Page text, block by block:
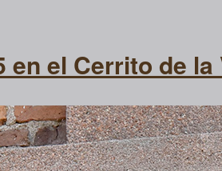
en el Cerrito de